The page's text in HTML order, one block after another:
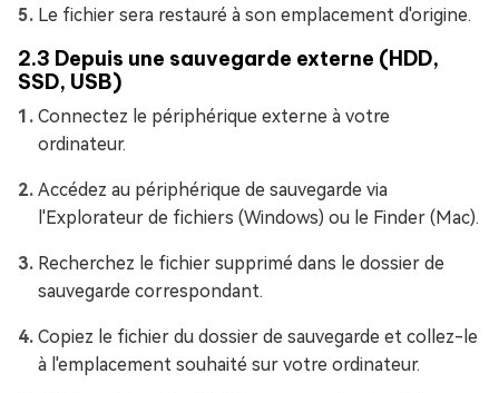
Le fichier sera restauré à son emplacement d'origine.
2.3 Depuis une sauvegarde externe (HDD,
SSD, USB)
Connectez le périphérique externe à votre
ordinateur.
Accédez au périphérique de sauvegarde via
l'Explorateur de fichiers (Windows) ou le Finder (Mac).
Recherchez le fichier supprimé dans le dossier de
sauvegarde correspondant.
Copiez le fichier du dossier de sauvegarde et collez-le
à l'emplacement souhaité sur votre ordinateur.